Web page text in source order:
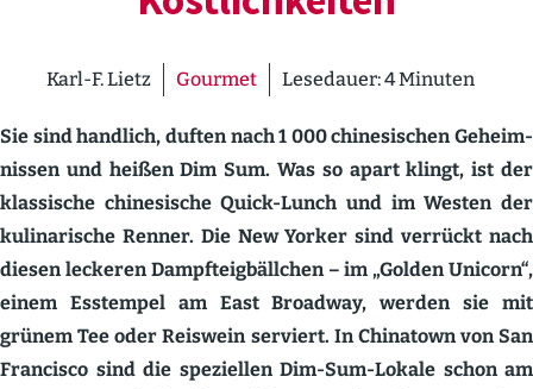
Karl-F. Lietz Gourmet Lesedauer:4Minuten
Sie sind handlich, duften nach 1 000 chine­si­schen Geheim­
nissen und heißen Dim Sum. Was so apart klingt, ist der
klassische chine­sische Quick-Lunch und im Westen der
kulina­rische Renner. Die New Yorker sind verrückt nach
diesen leckeren Dampf­t­eig­bällchen – im „Golden Unicorn“,
einem Esstempel am East Broadway, werden sie mit
grünem Tee oder Reiswein serviert. In Chinatown von San
Francisco sind die spezi­ellen Dim-Sum-Lokale schon am